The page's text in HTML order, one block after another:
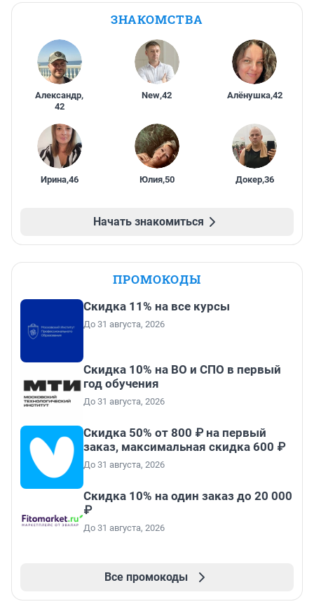
ЗНАКОМСТВА
Александр,
42
New,42 Алёнушка,42
Ирина,46 Юлия,50 Докер,36
Начать знакомиться
ПРОМОКОДЫ
Скидка 11% на все курсы
До 31 августа, 2026
Скидка 10% на ВО и СПО в первый
год обучения
До 31 августа, 2026
Скидка 50% от 800 ₽ на первый
заказ, максимальная скидка 600 ₽
До 31 августа, 2026
Скидка 10% на один заказ до 20 000
₽
До 31 августа, 2026
Все промокоды